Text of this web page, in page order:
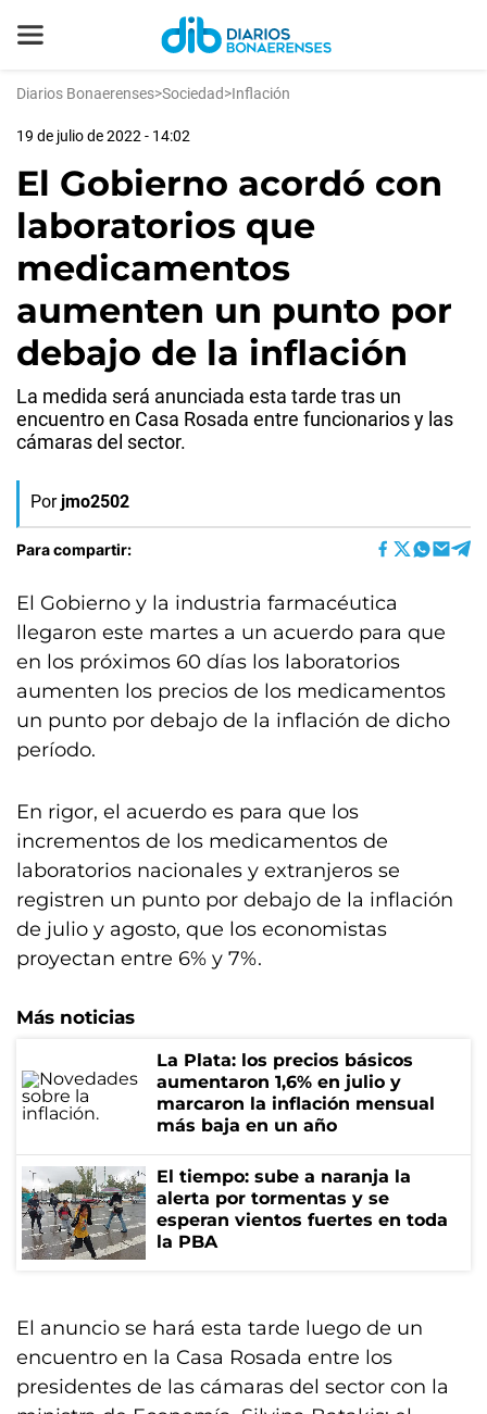
Diarios Bonaerenses>Sociedad>Inflación
19 de julio de 2022 - 14:02
El Gobierno acordó con
laboratorios que
medicamentos
aumenten un punto por
debajo de la inflación
La medida será anunciada esta tarde tras un
encuentro en Casa Rosada entre funcionarios y las
cámaras del sector.
Por jmo2502
Para compartir:
El Gobierno y la industria farmacéutica
llegaron este martes a un acuerdo para que
en los próximos 60 días los laboratorios
aumenten los precios de los medicamentos
un punto por debajo de la inflación de dicho
período.
En rigor, el acuerdo es para que los
incrementos de los medicamentos de
laboratorios nacionales y extranjeros se
registren un punto por debajo de la inflación
de julio y agosto, que los economistas
proyectan entre 6% y 7%.
Más noticias
La Plata: los precios básicos
aumentaron 1,6% en julio y
marcaron la inflación mensual
más baja en un año
El tiempo: sube a naranja la
alerta por tormentas y se
esperan vientos fuertes en toda
la PBA
El anuncio se hará esta tarde luego de un
encuentro en la Casa Rosada entre los
presidentes de las cámaras del sector con la